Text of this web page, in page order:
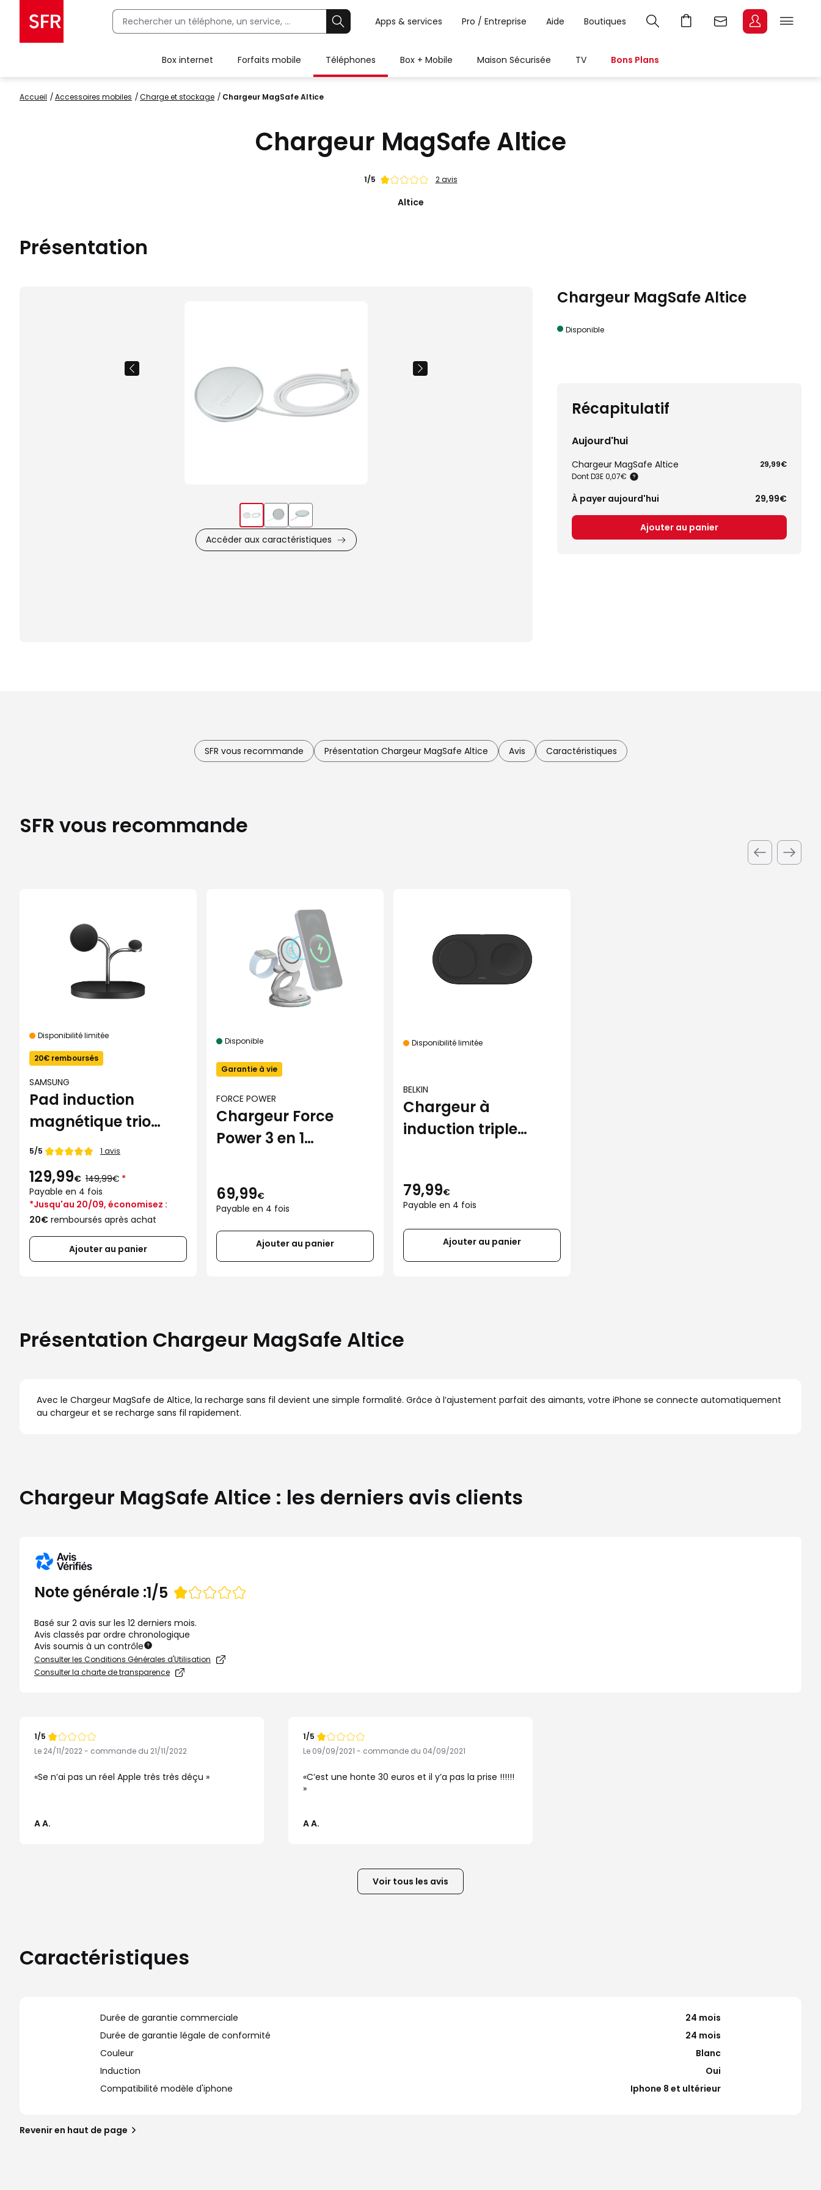
Apps & services Pro / Entreprise Aide Boutiques
Box internet Forfaits mobile Téléphones Box + Mobile Maison Sécurisée TV Bons Plans
Accueil accessoires mobiles charge et stockage Chargeur MagSafe Altice
Chargeur MagSafe Altice
Note
1/5 2 avis
Altice
Présentation
Accéder aux caractéristiques
Chargeur MagSafe Altice
Disponible
Récapitulatif
Aujourd'hui
Chargeur MagSafe Altice
Dont D3E 0,07€
29,99€
À payer aujourd'hui 29,99€
Ajouter au panier
SFR vous recommande Présentation Chargeur MagSafe Altice Avis Caractéristiques
SFR vous recommande
Disponibilité limitée
20€ remboursés
SAMSUNG
Pad induction
magnétique trio
Samsung noir
Note de
5/5 1 avis
129,99€ Au
lieu
de
149,99€ *
Payable en 4 fois
*Jusqu'au 20/09, économisez :
20€ remboursés après achat
Ajouter au panier
Disponible
Garantie à vie
FORCE POWER
Chargeur Force
Power 3 en 1
69,99€
Payable en 4 fois
Ajouter au panier
Disponibilité limitée
BELKIN
Chargeur à
induction triple
79,99€
Payable en 4 fois
Ajouter au panier
Présentation Chargeur MagSafe Altice
Avec le Chargeur MagSafe de Altice, la recharge sans fil devient une simple formalité. Grâce à l’ajustement parfait des aimants, votre iPhone se connecte automatiquement
au chargeur et se recharge sans fil rapidement.
Chargeur MagSafe Altice : les derniers avis clients
Note générale :Note
1/5
Basé sur 2 avis sur les 12 derniers mois.
Avis classés par ordre chronologique
Avis soumis à un contrôle
Consulter les Conditions Générales d'Utilisation
Consulter la charte de transparence
Note
de
1/5
Le 24/11/2022 - commande du 21/11/2022
Se n’ai pas un réel Apple très très déçu
A A.
Note
de
1/5
Le 09/09/2021 - commande du 04/09/2021
C’est une honte 30 euros et il y’a pas la prise !!!!!!
A A.
Voir tous les avis
Caractéristiques
Durée de garantie commerciale
24 mois
Durée de garantie légale de conformité
24 mois
Couleur
Blanc
Induction
Oui
Compatibilité modèle d'iphone
Iphone 8 et ultérieur
Revenir en haut de page